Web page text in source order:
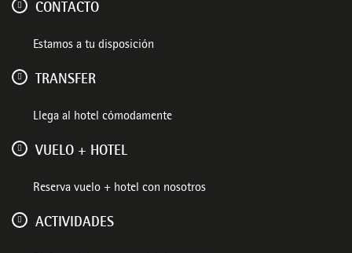
CONTACTO
Estamos a tu disposición
TRANSFER
Llega al hotel cómodamente
VUELO + HOTEL
Reserva vuelo + hotel con nosotros
ACTIVIDADES